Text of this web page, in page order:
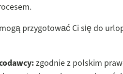
przygotować Ci się do
zgodnie z polskim